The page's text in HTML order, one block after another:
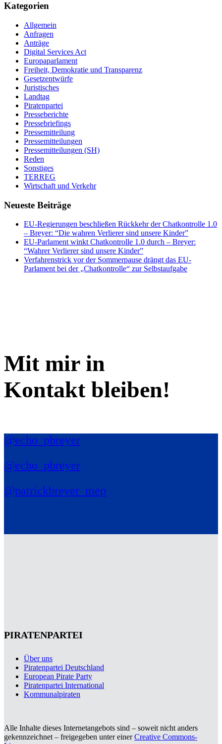
Kategorien
Allgemein
Anfragen
Anträge
Digital Services Act
Europaparlament
Freiheit, Demokratie und Transparenz
Gesetzentwürfe
Juristisches
Landtag
Piratenpartei
Presseberichte
Pressebriefings
Pressemitteilung
Pressemitteilungen
Pressemitteilungen (SH)
Reden
Sonstiges
TERREG
Wirtschaft und Verkehr
Neueste Beiträge
EU-Regierungen beschließen Rückkehr der Chatkontrolle 1.0
– Breyer: “Die wahren Verlierer sind unsere Kinder”
EU-Parlament winkt Chatkontrolle 1.0 durch – Breyer:
“Wahrer Verlierer sind unsere Kinder”
Verfahrenstrick vor der Sommerpause drängt das EU-
Parlament bei der „Chatkontrolle“ zur Selbstaufgabe
Mit mir in
Kontakt bleiben!
@echo_pbreyer
@echo_pbreyer
@patrickbreyer_mep
PIRATENPARTEI
Über uns
Piratenpartei Deutschland
European Pirate Party
Piratenpartei International
Kommunalpiraten
Alle Inhalte dieses Internetangebots sind – soweit nicht anders
gekennzeichnet – freigegeben unter einerCreative Commons-